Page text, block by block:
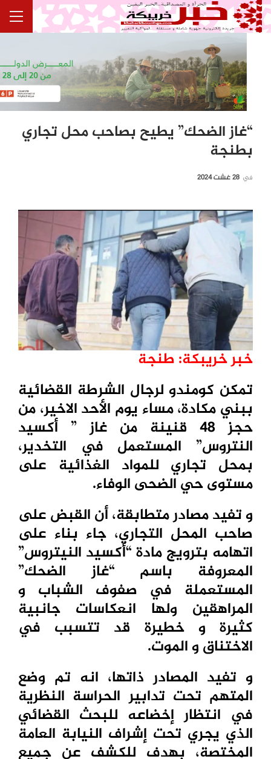
“غاز الضحك” يطيح بصاحب محل تجاري
بطنجة
في 28 غشت 2024
خبر خريبكة: طنجة
تمكن كومندو لرجال الشرطة القضائية
ببني مكادة، مساء يوم الأحد الاخير، من
حجز 48 قنينة من غاز ” أكسيد
النتروس” المستعمل في التخدير،
بمحل تجاري للمواد الغذائية على
مستوى حي الضحى الوفاء.
و تفيد مصادر متطابقة، أن القبض على
صاحب المحل التجاري، جاء بناء على
اتهامه بترويج مادة “أكسيد النيتروس”
المعروفة باسم “غاز الضحك”
المستعملة في صفوف الشباب و
المراهقين ولها انعكاسات جانبية
كثيرة و خطيرة قد تتسبب في
الاختناق و الموت.
و تفيد المصادر ذاتها، انه تم وضع
المتهم تحت تدابير الحراسة النظرية
في انتظار إخضاعه للبحث القضائي
الذي يجري تحت إشراف النيابة العامة
المختصة، بهدف للكشف عن جميع